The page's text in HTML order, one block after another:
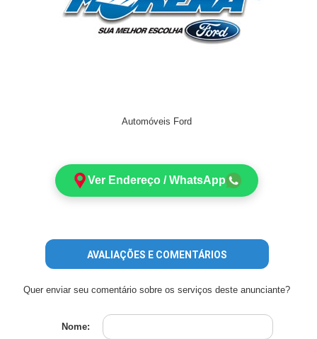
Automóveis Ford
Ver Endereço / WhatsApp
AVALIAÇÕES E COMENTÁRIOS
Quer enviar seu comentário sobre os serviços deste anunciante?
Nome: